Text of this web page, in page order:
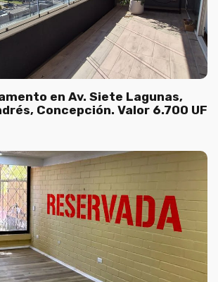
en Av. Siete Lagunas,
Concepción. Valor 6.700 UF